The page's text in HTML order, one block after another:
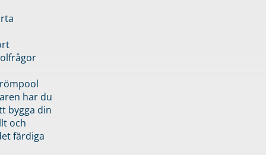
har du
bygga din
och
färdiga